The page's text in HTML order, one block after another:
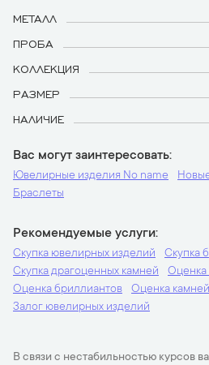
МЕТАЛЛ
ПРОБА
КОЛЛЕКЦИЯ
РАЗМЕР
НАЛИЧИЕ
Вас могут заинтересовать
Ювелирные изделия No name
Браслеты
Рекомендуемые услуги
Скупка ювелирных изделий
Скупка
Скупка драгоценных камней
Оценка
Оценка бриллиантов
Оценка камней
Залог ювелирных изделий
В связи с нестабильностью курсов